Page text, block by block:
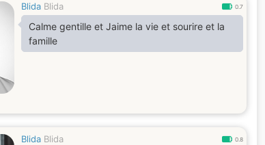
Blida Blida 0.7
Calme gentille et Jaime la vie et sourire et la
famille
Blida Blida 0.8